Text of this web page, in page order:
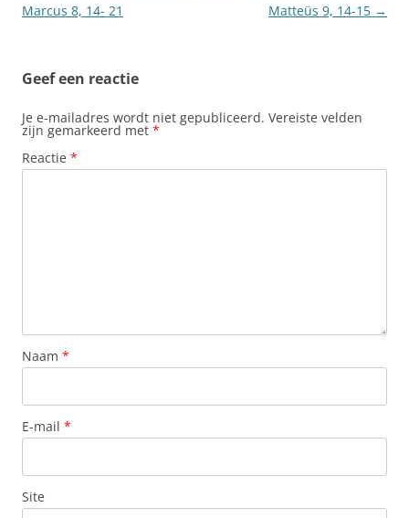
Marcus 8, 14- 21
Matteüs 9, 14-15 →
Geef een reactie
Je e-mailadres wordt niet gepubliceerd. Vereiste velden
zijn gemarkeerd met *
Reactie *
Naam *
E-mail *
Site